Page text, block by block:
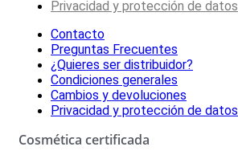
Privacidad y protección de datos
Contacto
Preguntas Frecuentes
¿Quieres ser distribuidor?
Condiciones generales
Cambios y devoluciones
Privacidad y protección de datos
Cosmética certificada